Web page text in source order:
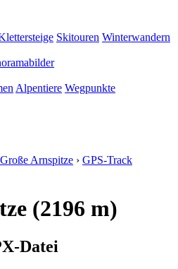
Skitouren Winterwandern
Alpentiere Wegpunkte
Große Arnspitze › GPS-Track
(2196 m)
Datei